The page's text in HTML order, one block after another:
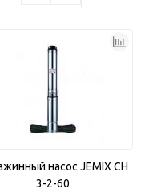
насос JEMIX CH
3-2-60